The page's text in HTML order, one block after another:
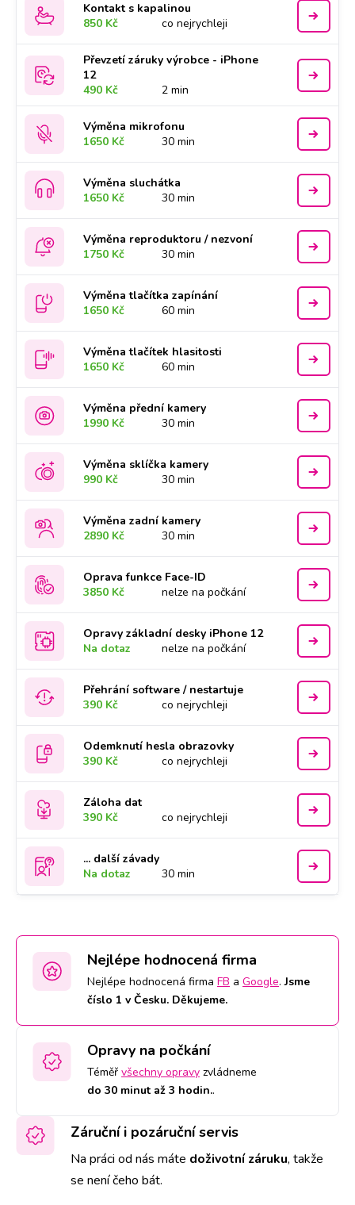
Kontakt s kapalinou
850 Kč
co nejrychleji
Převzetí záruky výrobce - iPhone
12
490 Kč
2 min
Výměna mikrofonu
1650 Kč
30 min
Výměna sluchátka
1650 Kč
30 min
Výměna reproduktoru / nezvoní
1750 Kč
30 min
Výměna tlačítka zapínání
1650 Kč
60 min
Výměna tlačítek hlasitosti
1650 Kč
60 min
Výměna přední kamery
1990 Kč
30 min
Výměna sklíčka kamery
990 Kč
30 min
Výměna zadní kamery
2890 Kč
30 min
Oprava funkce Face-ID
3850 Kč
nelze na počkání
Opravy základní desky iPhone 12
Na dotaz
nelze na počkání
Přehrání software / nestartuje
390 Kč
co nejrychleji
Odemknutí hesla obrazovky
390 Kč
co nejrychleji
Záloha dat
390 Kč
co nejrychleji
... další závady
Na dotaz
30 min
Nejlépe hodnocená firma
Nejlépe hodnocená firma FB a Google.Jsme
číslo 1 v Česku. Děkujeme.
Opravy na počkání
Téměř všechny opravy zvládneme
do 30 minut až 3 hodin..
Záruční i pozáruční servis
Na práci od nás máte doživotní záruku, takže
se není čeho bát.